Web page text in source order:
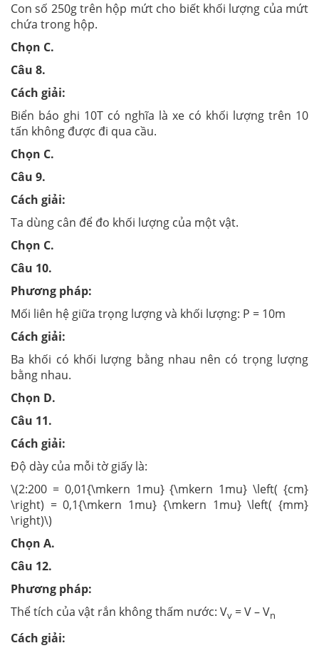
Con số 250g trên hộp mứt cho biết khối lượng của mứt
chứa trong hộp.
Chọn C.
Câu 8.
Cách giải:
Biển báo ghi 10T có nghĩa là xe có khối lượng trên 10
tấn không được đi qua cầu.
Chọn C.
Câu 9.
Cách giải:
Ta dùng cân để đo khối lượng của một vật.
Chọn C.
Câu 10.
Phương pháp:
Mối liên hệ giữa trọng lượng và khối lượng: P = 10m
Cách giải:
Ba khối có khối lượng bằng nhau nên có trọng lượng
bằng nhau.
Chọn D.
Câu 11.
Cách giải:
Độ dày của mỗi tờ giấy là:
\(2:200 = 0,01{\mkern 1mu} {\mkern 1mu} \left( {cm}
\right) = 0,1{\mkern 1mu} {\mkern 1mu} \left( {mm}
\right)\)
Chọn A.
Câu 12.
Phương pháp:
Thể tích của vật rắn không thấm nước: Vv = V – Vn
Cách giải: